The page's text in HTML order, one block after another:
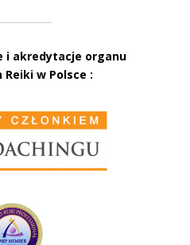
i akredytacje organu
Reiki w Polsce :